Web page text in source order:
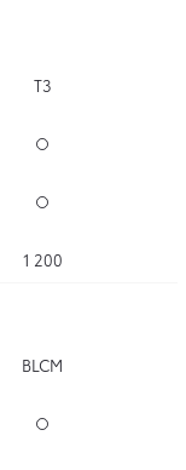
T3
Opcijas
Opcijas
1 200
BLCM
Opcijas